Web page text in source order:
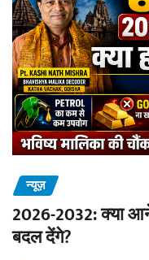
न्यूज़
2026-2032: क्या
बदल देंगे?